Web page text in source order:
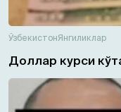
ЎзбекистонЯнгиликлар
Доллар курси